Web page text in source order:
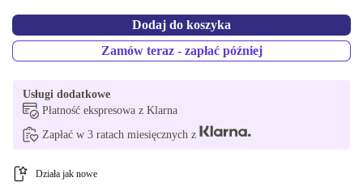
Dodaj do koszyka
Zamów teraz - zapłać później
Usługi dodatkowe
Płatność ekspresowa z Klarna
Zapłać w 3 ratach miesięcznych z
Działa jak nowe